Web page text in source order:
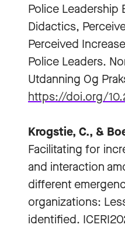
Police Leadership
Didactics,
Perceived
Police Leaders.
Utdanning Og
https://doi.org/
Krogstie, C., &
Facilitating for
and interaction
different
organizations:
identified.